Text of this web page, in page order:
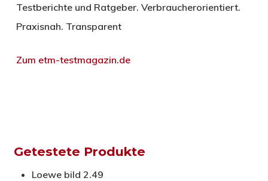
Testberichte und Ratgeber. Verbraucherorientiert.
Praxisnah. Transparent
Zum etm-testmagazin.de
Getestete Produkte
Loewebild 2.49